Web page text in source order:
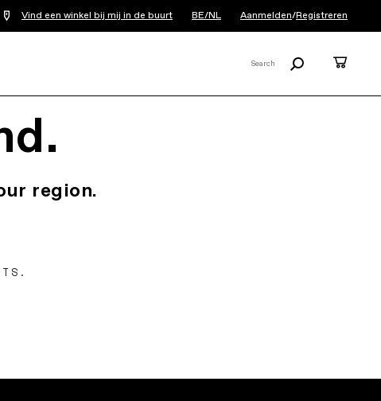
Vind een winkel bij mij in de buurt BE/NL Aanmelden/Registreren
Search
region.